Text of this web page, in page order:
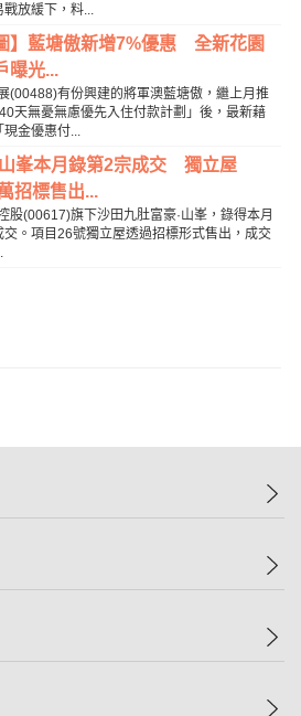
放緩下，料...
】藍塘傲新增7%優惠 全新花園
曝光...
(00488)有份興建的將軍澳藍塘傲，繼上月推
天無憂無慮優先入住付款計劃」後，最新藉
金優惠付...
山峯本月錄第2宗成交 獨立屋
招標售出...
股(00617)旗下沙田九肚富豪·山峯，錄得本月
交。項目26號獨立屋透過招標形式售出，成交